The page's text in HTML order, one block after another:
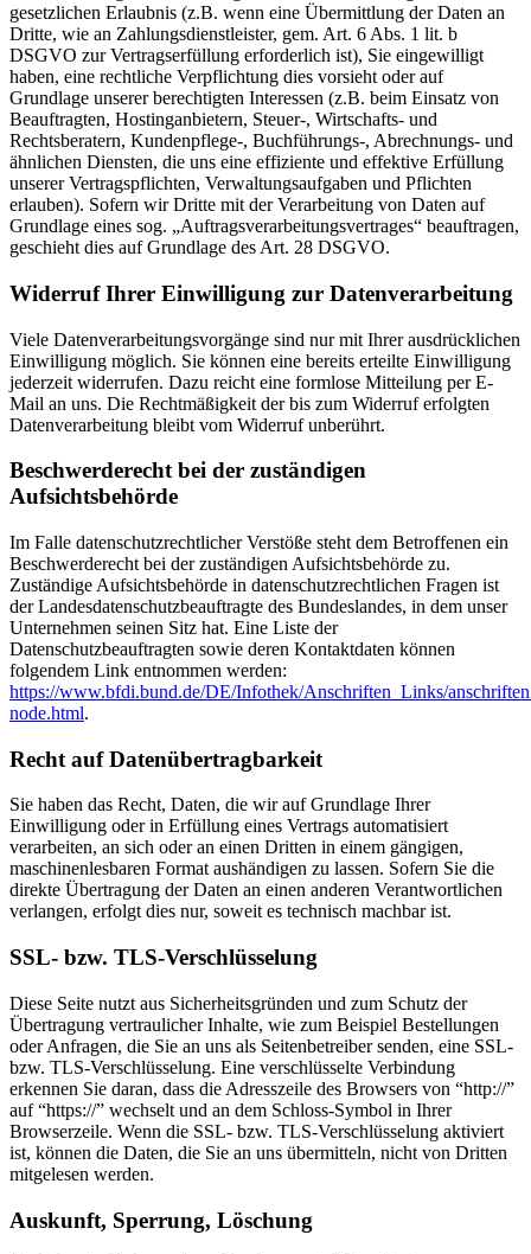
gesetzlichen Erlaubnis (z.B. wenn eine Übermittlung der Daten an
Dritte, wie an Zahlungsdienstleister, gem. Art. 6 Abs. 1 lit. b
DSGVO zur Vertragserfüllung erforderlich ist), Sie eingewilligt
haben, eine rechtliche Verpflichtung dies vorsieht oder auf
Grundlage unserer berechtigten Interessen (z.B. beim Einsatz von
Beauftragten, Hostinganbietern, Steuer-, Wirtschafts- und
Rechtsberatern, Kundenpflege-, Buchführungs-, Abrechnungs- und
ähnlichen Diensten, die uns eine effiziente und effektive Erfüllung
unserer Vertragspflichten, Verwaltungsaufgaben und Pflichten
erlauben). Sofern wir Dritte mit der Verarbeitung von Daten auf
Grundlage eines sog. „Auftragsverarbeitungsvertrages“ beauftragen,
geschieht dies auf Grundlage des Art. 28 DSGVO.
Widerruf Ihrer Einwilligung zur Datenverarbeitung
Viele Datenverarbeitungsvorgänge sind nur mit Ihrer ausdrücklichen
Einwilligung möglich. Sie können eine bereits erteilte Einwilligung
jederzeit widerrufen. Dazu reicht eine formlose Mitteilung per E-
Mail an uns. Die Rechtmäßigkeit der bis zum Widerruf erfolgten
Datenverarbeitung bleibt vom Widerruf unberührt.
Beschwerderecht bei der zuständigen
Aufsichtsbehörde
Im Falle datenschutzrechtlicher Verstöße steht dem Betroffenen ein
Beschwerderecht bei der zuständigen Aufsichtsbehörde zu.
Zuständige Aufsichtsbehörde in datenschutzrechtlichen Fragen ist
der Landesdatenschutzbeauftragte des Bundeslandes, in dem unser
Unternehmen seinen Sitz hat. Eine Liste der
Datenschutzbeauftragten sowie deren Kontaktdaten können
folgendem Link entnommen werden:
https://www.bfdi.bund.de/DE/Infothek/Anschriften_Links/
node.html.
Recht auf Datenübertragbarkeit
Sie haben das Recht, Daten, die wir auf Grundlage Ihrer
Einwilligung oder in Erfüllung eines Vertrags automatisiert
verarbeiten, an sich oder an einen Dritten in einem gängigen,
maschinenlesbaren Format aushändigen zu lassen. Sofern Sie die
direkte Übertragung der Daten an einen anderen Verantwortlichen
verlangen, erfolgt dies nur, soweit es technisch machbar ist.
SSL- bzw. TLS-Verschlüsselung
Diese Seite nutzt aus Sicherheitsgründen und zum Schutz der
Übertragung vertraulicher Inhalte, wie zum Beispiel Bestellungen
oder Anfragen, die Sie an uns als Seitenbetreiber senden, eine SSL-
bzw. TLS-Verschlüsselung. Eine verschlüsselte Verbindung
erkennen Sie daran, dass die Adresszeile des Browsers von “http://”
auf “https://” wechselt und an dem Schloss-Symbol in Ihrer
Browserzeile. Wenn die SSL- bzw. TLS-Verschlüsselung aktiviert
ist, können die Daten, die Sie an uns übermitteln, nicht von Dritten
mitgelesen werden.
Auskunft, Sperrung, Löschung